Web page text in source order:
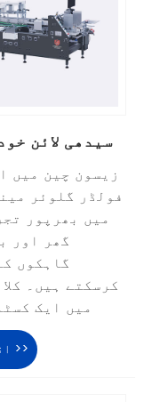
سیدھی لائن
زیسون چین میں
فولڈر گلوئر
میں بھرپور
گھر اور
گاہکوں
کرسکتے ہیں۔
میں ایک
انکوائری بھیجیں۔ >>